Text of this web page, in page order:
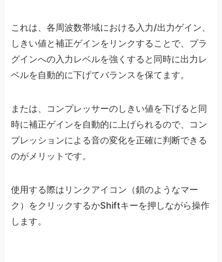
これは、各周波数帯域における入力/出力ゲイン、
しきい値と補正ゲインをリンクすることで、プラ
グインへの入力レベルを強くすると同時に出力レ
ベルを自動的に下げてバランスを保てます。
または、コンプレッサーのしきい値を下げると同
時に補正ゲインを自動的に上げられるので、コン
プレッションによる音の変化を正確に判断できる
のがメリットです。
使用する際はリンクアイコン（鎖のようなマー
ク）をクリックするかShiftキーを押しながら操作
します。